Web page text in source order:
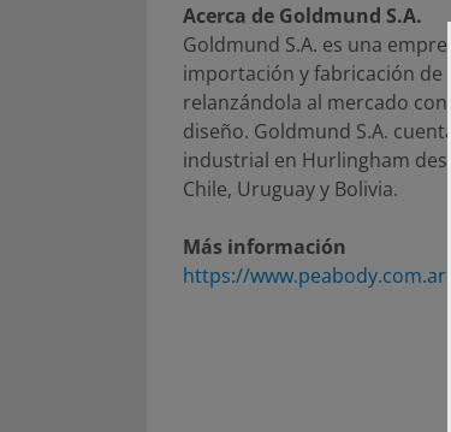
Acerca de Goldmund S.A.
Goldmund S.A. es una
importación y fabricación de
relanzándola al mercado
diseño. Goldmund S.A.
industrial en Hurlingham
Chile, Uruguay y Bolivia.
Más información
https://www.peabody.com.ar